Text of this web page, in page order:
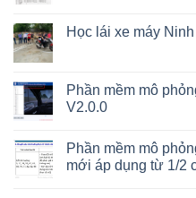
Học lái xe máy
Phần mềm mô
V2.0.0
Phần mềm mô
mới áp dụng từ 1/2